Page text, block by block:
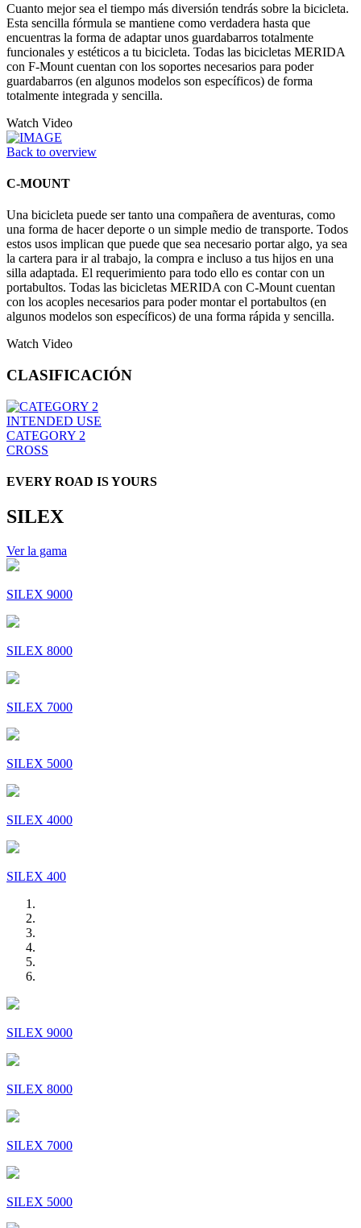
Cuanto mejor sea el tiempo más diversión tendrás sobre la bicicleta.
Esta sencilla fórmula se mantiene como verdadera hasta que
encuentras la forma de adaptar unos guardabarros totalmente
funcionales y estéticos a tu bicicleta. Todas las bicicletas MERIDA
con F-Mount cuentan con los soportes necesarios para poder
guardabarros (en algunos modelos son específicos) de forma
totalmente integrada y sencilla.
Watch Video
Back to overview
C-MOUNT
Una bicicleta puede ser tanto una compañera de aventuras, como
una forma de hacer deporte o un simple medio de transporte. Todos
estos usos implican que puede que sea necesario portar algo, ya sea
la cartera para ir al trabajo, la compra e incluso a tus hijos en una
silla adaptada. El requerimiento para todo ello es contar con un
portabultos. Todas las bicicletas MERIDA con C-Mount cuentan
con los acoples necesarios para poder montar el portabultos (en
algunos modelos son específicos) de una forma rápida y sencilla.
Watch Video
CLASIFICACIÓN
INTENDED USE
CATEGORY 2
CROSS
EVERY ROAD IS YOURS
SILEX
Ver la gama
SILEX 9000
SILEX 8000
SILEX 7000
SILEX 5000
SILEX 4000
SILEX 400
SILEX 9000
SILEX 8000
SILEX 7000
SILEX 5000